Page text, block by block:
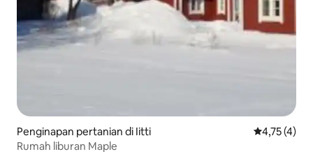
Penginapan pertanian di Iitti Nilai rata-
4,75 (4)
Rumah liburan Maple